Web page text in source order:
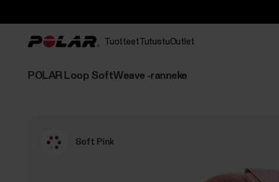
TuotteetTutustuOutlet
POLAR Loop SoftWeave ‑ranneke
Soft Pink